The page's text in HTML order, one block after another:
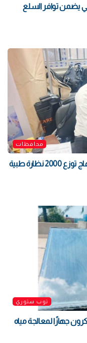
يضمن توافر السلع
محافظات
الكشف والعلاج مجانًا.. قافلة عيون في سوهاج توزع 2000 نظارة طبية
توب ستوري
جهازًا لمعالجة مياه